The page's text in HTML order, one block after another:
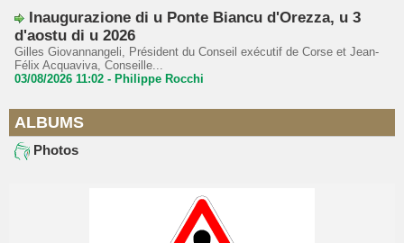
Inaugurazione di u Ponte Biancu d'Orezza, u 3
d'aostu di u 2026
Gilles Giovannangeli, Président du Conseil exécutif de Corse et Jean-
Félix Acquaviva, Conseille...
03/08/2026 11:02 - Philippe Rocchi
ALBUMS
Photos